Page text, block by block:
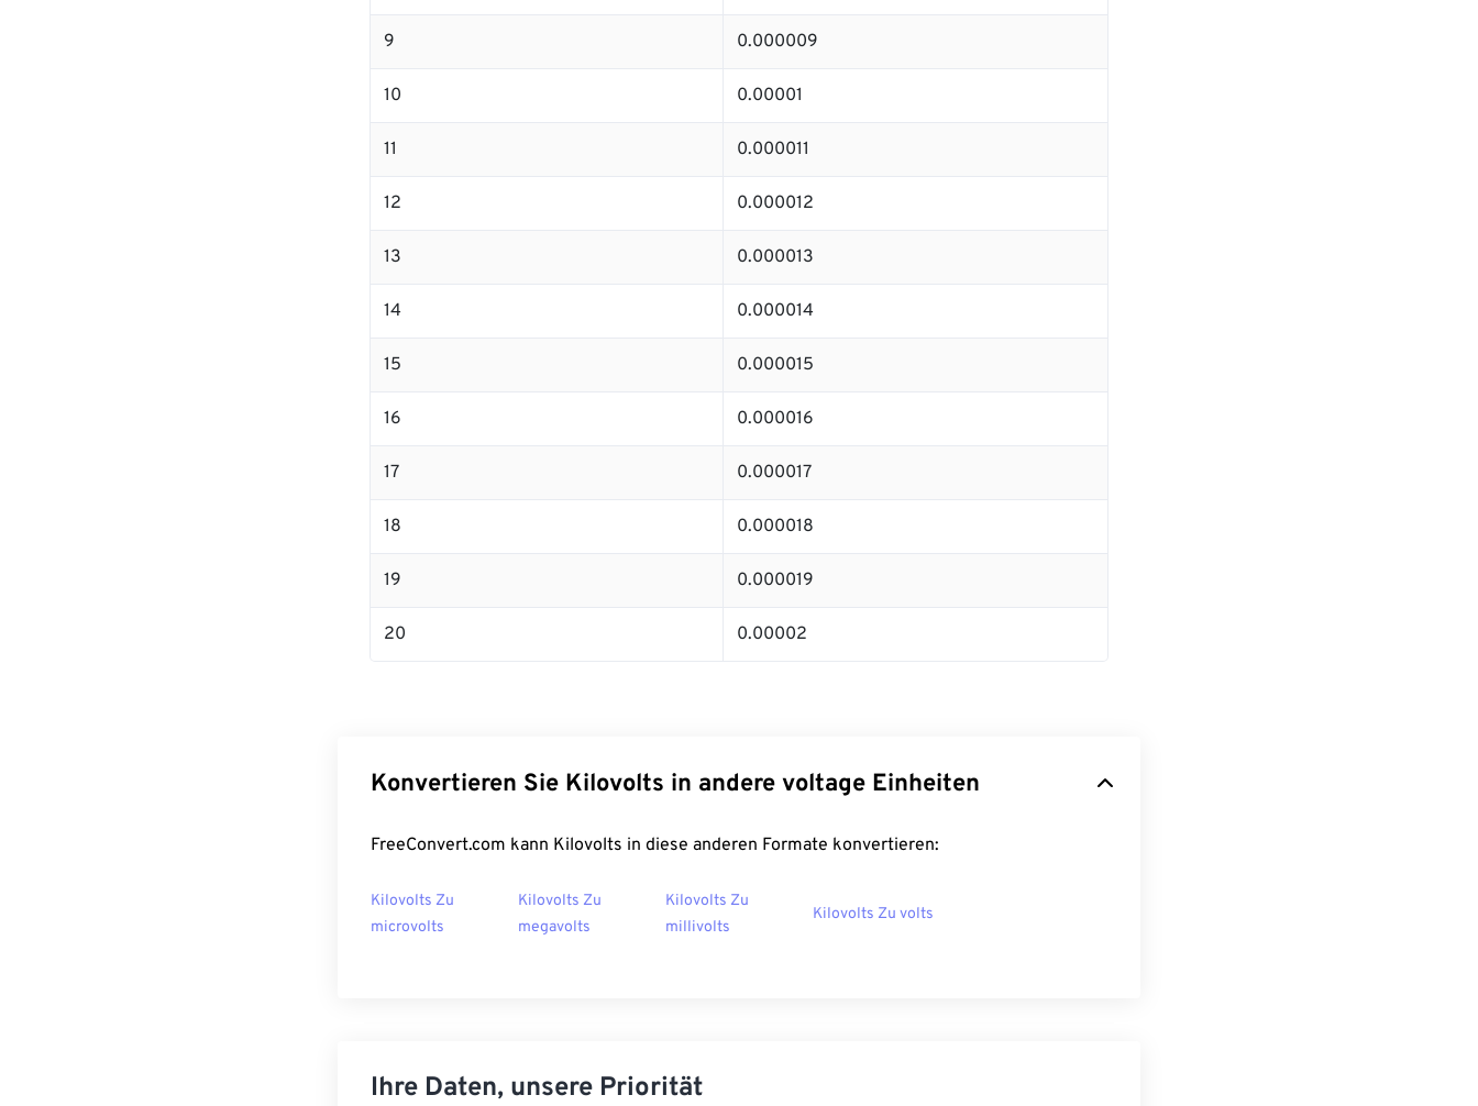
9 0.000009
10 0.00001
11 0.000011
12 0.000012
13 0.000013
14 0.000014
15 0.000015
16 0.000016
17 0.000017
18 0.000018
19 0.000019
20 0.00002
Konvertieren Sie Kilovolts in andere voltage Einheiten
FreeConvert.com kann Kilovolts in diese anderen Formate konvertieren:
Kilovolts Zu
microvolts
Kilovolts Zu
megavolts
Kilovolts Zu
millivolts
Kilovolts Zu volts
Ihre Daten, unsere Priorität